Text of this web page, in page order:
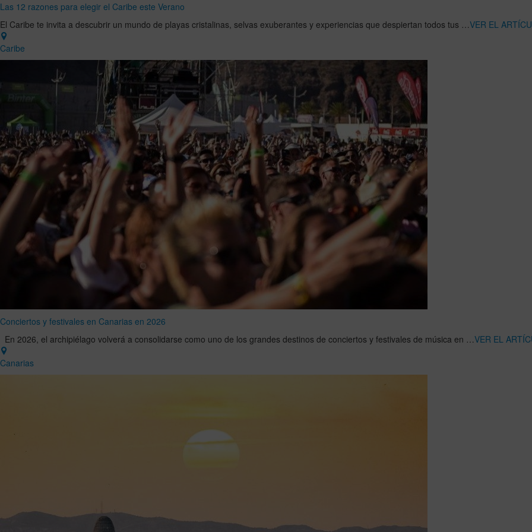
Las 12 razones para elegir el Caribe este Verano
El Caribe te invita a descubrir un mundo de playas cristalinas, selvas exuberantes y experiencias que despiertan todos tus …VER EL
Caribe
Conciertos y festivales en Canarias en 2026
En 2026, el archipiélago volverá a consolidarse como uno de los grandes destinos de conciertos y festivales de música en …VER EL
Canarias